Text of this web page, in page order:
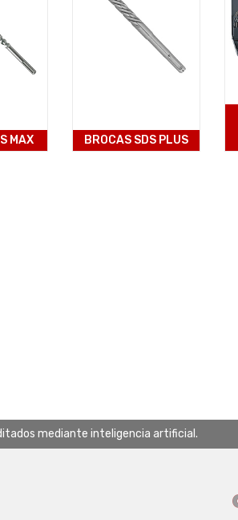
MAX BROCAS SDS PLUS
mediante inteligencia artificial.